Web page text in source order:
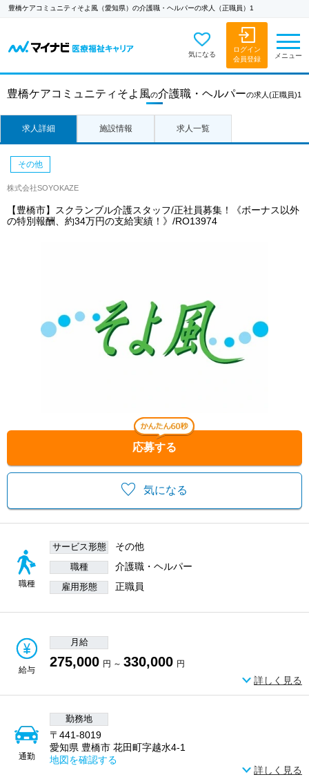
豊橋ケアコミュニティそよ風（愛知県）の介護職・ヘルパーの求人（正職員）1
気になる
ログイン
会員登録
メニュー
豊橋ケアコミュニティそよ風の介護職・ヘルパーの求人 (正職員)1
求人詳細 施設情報 求人一覧
気になる
応募する
その他
株式会社SOYOKAZE
【豊橋市】スクランブル介護スタッフ/正社員募集！《ボーナス以外
の特別報酬、約34万円の支給実績！》/RO13974
職種
サービス形態 その他
職種 介護職・ヘルパー
雇用形態 正職員
給与
月給
275,000 円 ～ 330,000 円
詳しく見る
通勤
勤務地
〒441-8019
愛知県 豊橋市 花田町字越水4-1
地図を確認する
詳しく見る